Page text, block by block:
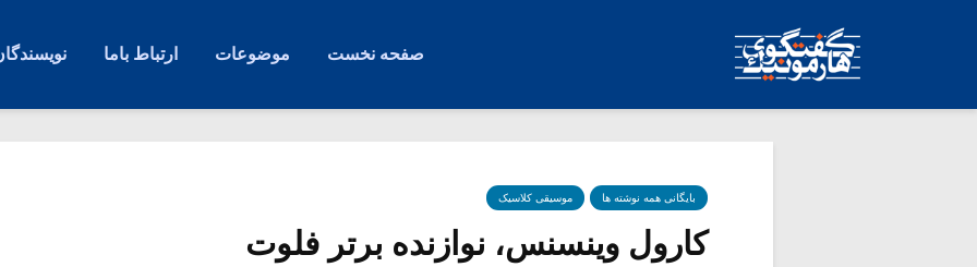
صفحه نخست موضوعات ارتباط باما
بایگانی همه نوشته ها موسیقی کلاسیک
کارول وینسنس، نوازنده برتر فلوت